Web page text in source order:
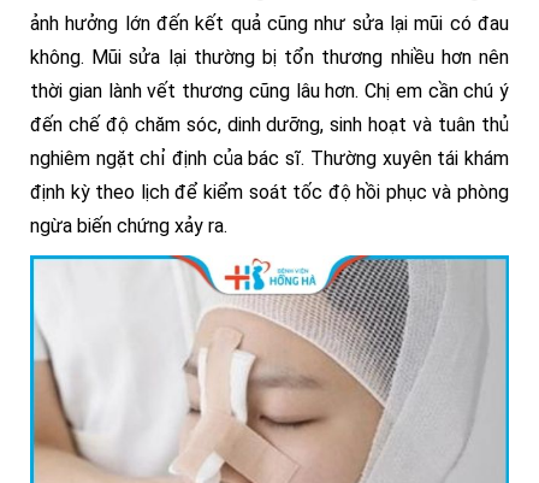
ảnh hưởng lớn đến kết quả cũng như sửa lại mũi có đau
không. Mũi sửa lại thường bị tổn thương nhiều hơn nên
thời gian lành vết thương cũng lâu hơn. Chị em cần chú ý
đến chế độ chăm sóc, dinh dưỡng, sinh hoạt và tuân thủ
nghiêm ngặt chỉ định của bác sĩ. Thường xuyên tái khám
định kỳ theo lịch để kiểm soát tốc độ hồi phục và phòng
ngừa biến chứng xảy ra.